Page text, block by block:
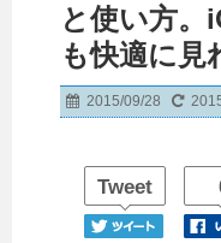
と使い方。
も快適に見
2015/09/28
Tweet